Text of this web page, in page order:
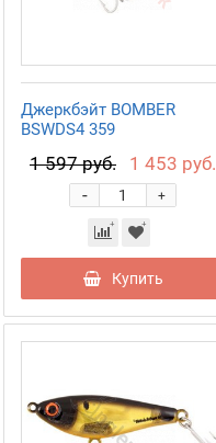
Джеркбэйт BOMBER
BSWDS4 359
1 597 руб. 1 453 руб.
+
-
Купить